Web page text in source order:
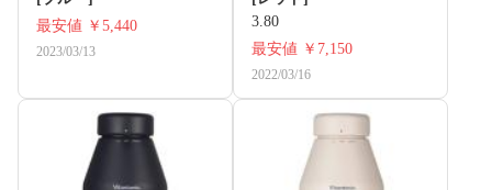
最安値 ￥5,440
2023/03/13
3.80
最安値 ￥7,150
2022/03/16